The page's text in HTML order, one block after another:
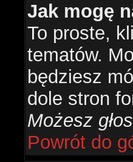
Jak mogę
To proste,
tematów.
będziesz
dole stron
Możesz
Powrót do